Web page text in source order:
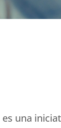
es una